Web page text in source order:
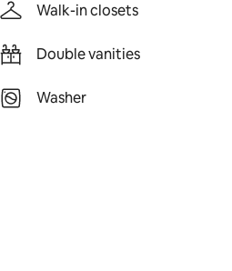
Walk-in closets
Double vanities
Washer